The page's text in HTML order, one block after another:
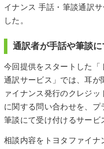
イナンス 手話・筆談通訳
した。
通訳者が手話や筆談
今回提供をスタートした「
通訳サービス」では、耳が
ァイナンス発行のクレジ
に関する問い合わせを、
筆談にて受け付けるサービ
相談内容をトヨタファイナ